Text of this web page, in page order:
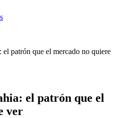
patrón que el mercado no quiere
el patrón que el
ver